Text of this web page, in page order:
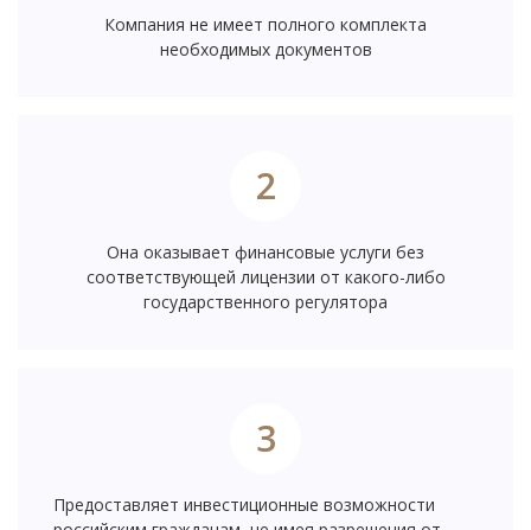
Компания не имеет полного комплекта
необходимых документов
2
Она оказывает финансовые услуги без
соответствующей лицензии от какого-либо
государственного регулятора
3
Предоставляет инвестиционные возможности